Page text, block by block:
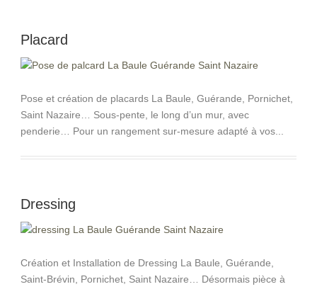
Placard
Pose et création de placards La Baule, Guérande, Pornichet,
Saint Nazaire… Sous-pente, le long d’un mur, avec
penderie… Pour un rangement sur-mesure adapté à vos...
Dressing
Création et Installation de Dressing La Baule, Guérande,
Saint-Brévin, Pornichet, Saint Nazaire… Désormais pièce à